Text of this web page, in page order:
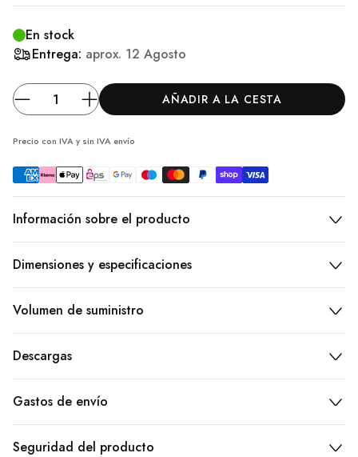
En stock
Entrega: aprox. 12 Agosto
AÑADIR A LA CESTA
Precio con IVA y sin IVAenvío
Información sobre el producto
Dimensiones y especificaciones
Volumen de suministro
Descargas
Gastos de envío
Seguridad del producto